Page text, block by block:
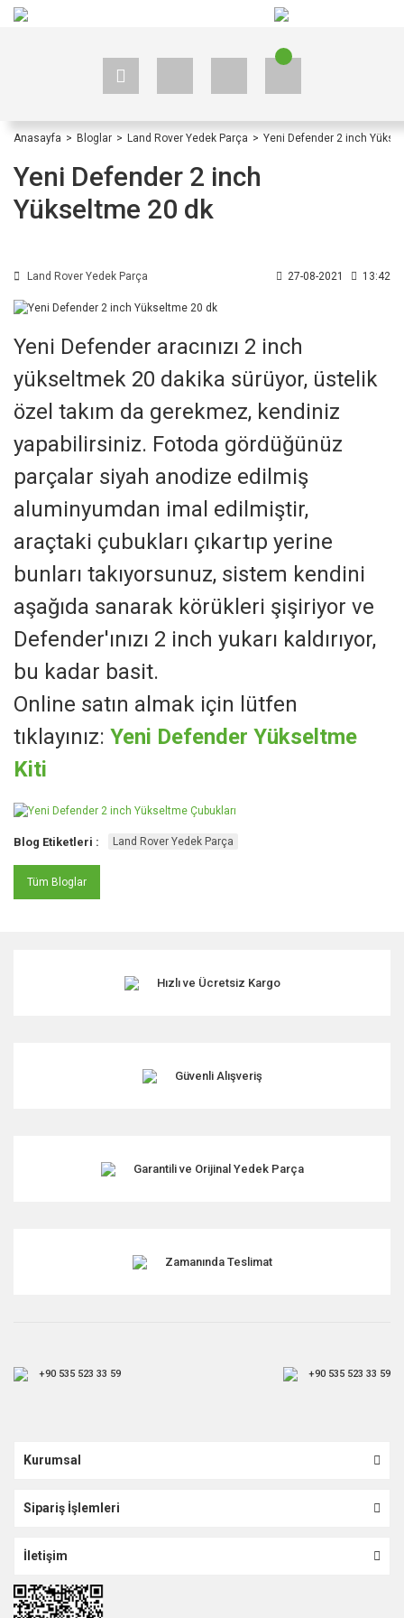
Anasayfa Bloglar Land Rover Yedek Parça Yeni Defender 2 inch
Yeni Defender 2 inch
Yükseltme 20 dk
Land Rover Yedek Parça 27-08-2021 13:42
Yeni Defender aracınızı 2 inch
yükseltmek 20 dakika sürüyor, üstelik
özel takım da gerekmez, kendiniz
yapabilirsiniz. Fotoda gördüğünüz
parçalar siyah anodize edilmiş
aluminyumdan imal edilmiştir,
araçtaki çubukları çıkartıp yerine
bunları takıyorsunuz, sistem kendini
aşağıda sanarak körükleri şişiriyor ve
Defender'ınızı 2 inch yukarı kaldırıyor,
bu kadar basit.
Online satın almak için lütfen
tıklayınız: Yeni Defender Yükseltme
Kiti
Blog Etiketleri : Land Rover Yedek Parça
Tüm Bloglar
Hızlı ve Ücretsiz Kargo
Güvenli Alışveriş
Garantili ve Orijinal Yedek Parça
Zamanında Teslimat
+90 535 523 33 59 +90 535 523 33 59
Kurumsal
Sipariş İşlemleri
İletişim